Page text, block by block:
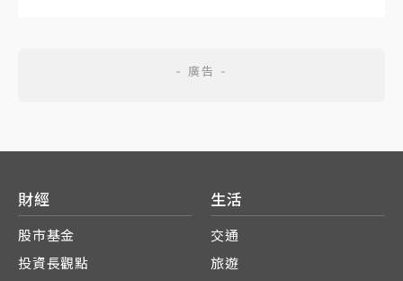
財經
股市基金
投資長觀點
生活
交通
旅遊